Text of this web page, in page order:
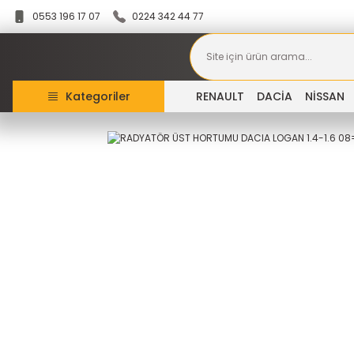
0553 196 17 07 0224 342 44 77
Kategoriler RENAULT DACİA NİSSAN